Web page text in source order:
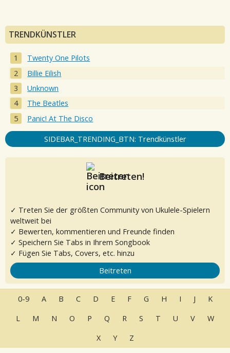
TRENDKÜNSTLER
Twenty One Pilots
Billie Eilish
Unknown
The Beatles
Panic! At The Disco
SIDEBAR_TRENDING_BTN: Trendkünstler
Beitreten!
✓ Treten Sie der größten Community von Ukulele-Spielern
weltweit bei
✓ Bewerten, kommentieren und Freunde finden
✓ Speichern Sie Tabs in Ihrem Songbook
✓ Fügen Sie Tabs, Covers, etc. hinzu
Beitreten
0-9 A B C D E F G H I J
K
L
M N O P Q R S T U V
W
X
Y Z